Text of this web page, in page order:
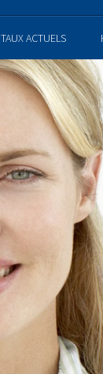
TAUX ACTUELS